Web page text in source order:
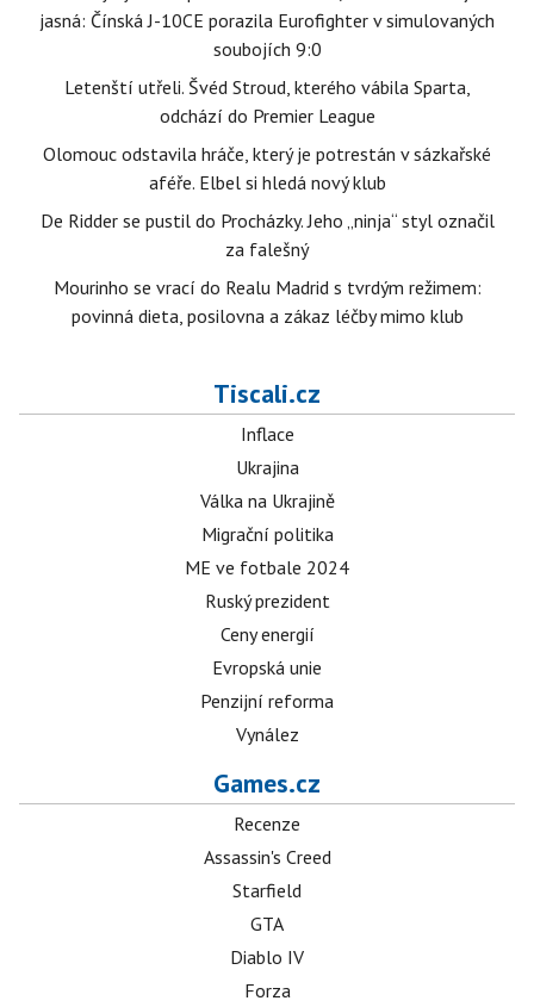
jasná: Čínská J-10CE porazila Eurofighter v simulovaných
soubojích 9:0
Letenští utřeli. Švéd Stroud, kterého vábila Sparta,
odchází do Premier League
Olomouc odstavila hráče, který je potrestán v sázkařské
aféře. Elbel si hledá nový klub
De Ridder se pustil do Procházky. Jeho „ninja“ styl označil
za falešný
Mourinho se vrací do Realu Madrid s tvrdým režimem:
povinná dieta, posilovna a zákaz léčby mimo klub
Tiscali.cz
Inflace
Ukrajina
Válka na Ukrajině
Migrační politika
ME ve fotbale 2024
Ruský prezident
Ceny energií
Evropská unie
Penzijní reforma
Vynález
Games.cz
Recenze
Assassin's Creed
Starfield
GTA
Diablo IV
Forza